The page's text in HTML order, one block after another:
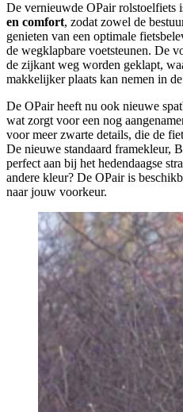
De vernieuwde OPair rolstoelfiets
en comfort, zodat zowel de
genieten van een optimale
de wegklapbare voetsteunen. De
de zijkant weg worden geklapt,
makkelijker plaats kan nemen in
De OPair heeft nu ook nieuwe
wat zorgt voor een nog
voor meer zwarte details, die de
De nieuwe standaard framekleur,
perfect aan bij het hedendaagse
andere kleur? De OPair is
naar jouw voorkeur.